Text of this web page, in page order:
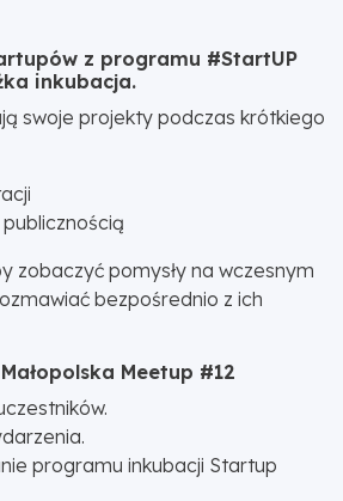
z programu #StartUP
inkubacja.
swoje projekty podczas krótkiego
zobaczyć pomysły na wczesnym
bezpośrednio z ich
Meetup #12
programu inkubacji Startup